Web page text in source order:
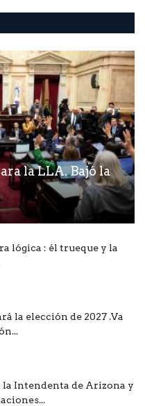
la LLA. Bajó la
lógica : él trueque y la
la elección de 2027 .Va
la Intendenta de Arizona y